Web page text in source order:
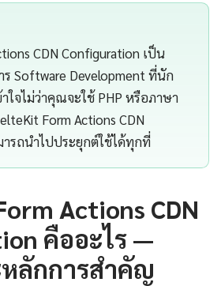
CDN Configuration เป็น
Software Development ที่นัก
จไม่ว่าคุณจะใช้ PHP หรือภาษา
Form Actions CDN
รถนำไปประยุกต์ใช้ได้ทุกที่
Actions CDN
คืออะไร —
ลักการสำคัญ